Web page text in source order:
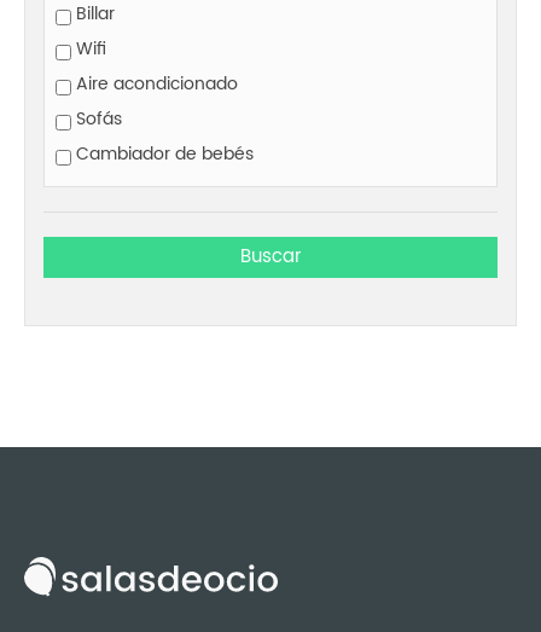
Billar
Wifi
Aire acondicionado
Sofás
Cambiador de bebés